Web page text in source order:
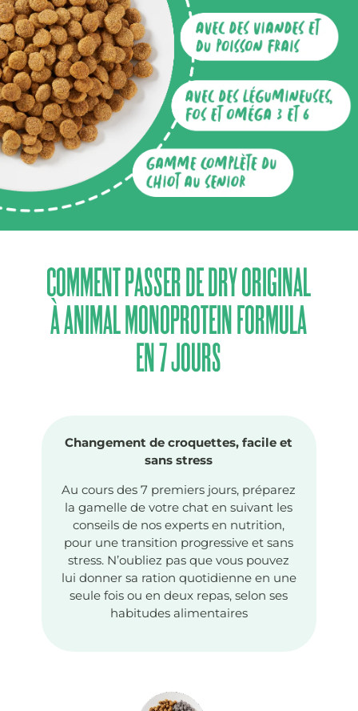
COMMENT PASSER DE DRY ORIGINAL
À ANIMAL MONOPROTEIN FORMULA
EN 7 JOURS
Changement de croquettes, facile et
sans stress
Au cours des 7 premiers jours, préparez
la gamelle de votre chat en suivant les
conseils de nos experts en nutrition,
pour une transition progressive et sans
stress. N’oubliez pas que vous pouvez
lui donner sa ration quotidienne en une
seule fois ou en deux repas, selon ses
habitudes alimentaires